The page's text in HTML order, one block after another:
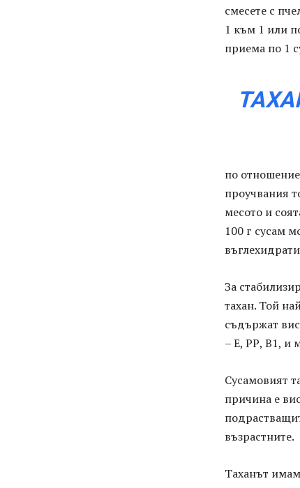
смесете с
1 към 1 или
приема по 1
по
проучвания
месото и
100 г сусам
За
тахан. Той
съдържат
– Е, РР, В1, и
Сусамовият
причина е
възрастните.
Таханът